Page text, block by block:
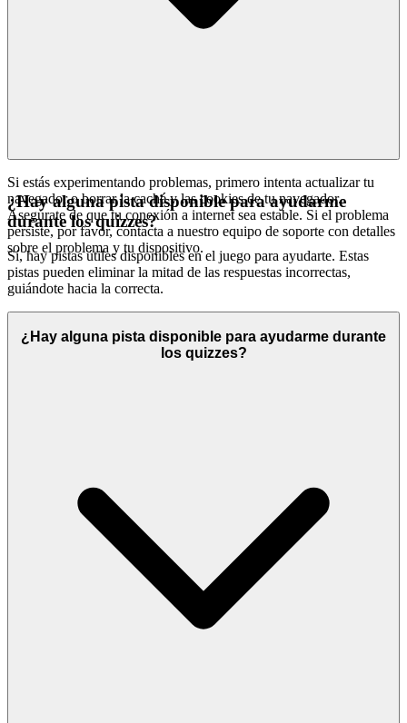
Si estás experimentando problemas, primero intenta actualizar tu
navegador o borrar la caché y las cookies de tu navegador.
Asegúrate de que tu conexión a internet sea estable. Si el problema
persiste, por favor, contacta a nuestro equipo de soporte con detalles
sobre el problema y tu dispositivo.
¿Hay alguna pista disponible para ayudarme
durante los quizzes?
Sí, hay pistas útiles disponibles en el juego para ayudarte. Estas
pistas pueden eliminar la mitad de las respuestas incorrectas,
guiándote hacia la correcta.
¿Hay alguna pista disponible para ayudarme durante
los quizzes?